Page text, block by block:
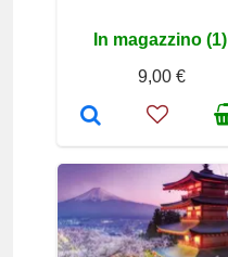
In magazzino (1)
9,00 €